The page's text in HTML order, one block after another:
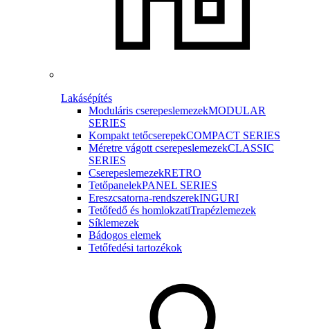
Lakásépítés
Moduláris cserepeslemezekMODULAR
SERIES
Kompakt tetőcserepekCOMPACT SERIES
Méretre vágott cserepeslemezekCLASSIC
SERIES
CserepeslemezekRETRO
TetőpanelekPANEL SERIES
Ereszcsatorna-rendszerekINGURI
Tetőfedő és homlokzatiTrapézlemezek
Síklemezek
Bádogos elemek
Tetőfedési tartozékok